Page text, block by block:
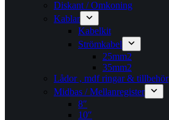
Diskant / Omkoning​
Kablar
Kabelkit
Strömkabel
25mm2
35mm2
Lådor , mdf ringar & tillbehör
Midbas / Mellanregister
8″
10″